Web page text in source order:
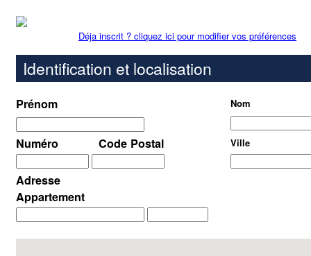
Déja inscrit ? cliquez ici pour modifier vos préférences
Identification et localisation
Prénom Nom
Numéro Code Postal Ville
Adresse
Appartement